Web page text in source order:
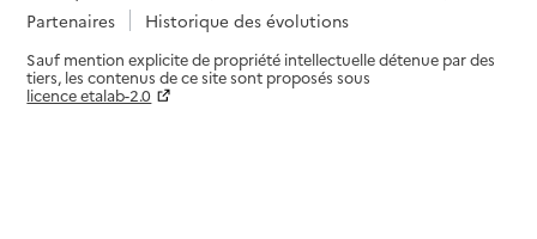
Partenaires
Historique des évolutions
Sauf mention explicite de propriété intellectuelle détenue par des
tiers, les contenus de ce site sont proposés sous
licence etalab-2.0